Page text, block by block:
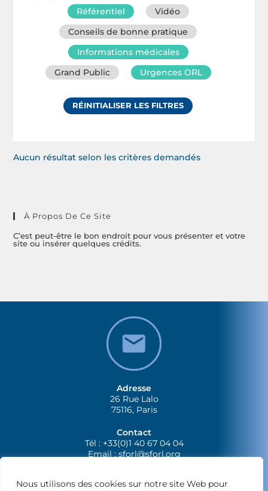
Nous utilisons des cookies sur notre site Web pour
Référentiel
Vidéo
Conseils de bonne pratique
Informations médicales
Grand Public
Urgences ORL
RÉINITIALISER LES FILTRES
Aucun résultat selon les critères demandés
À Propos De Ce Site
C’est peut-être le bon endroit pour vous présenter et votre
site ou insérer quelques crédits.
Adresse
26 Rue Lalo
75116, Paris
Contact
Tél : +33(0)1 40 67 04 04
Email :sforl@sforl.org